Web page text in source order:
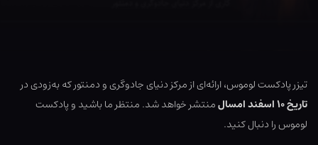
تیزر پادکست لوموس، ارائه‌ای از مرکز دنیای جادوگری و دمنتور که به‌زودی در
تاریخ ۱۰ اسفند امسال
منتشر خواهد شد. منتظر ما باشید و پادکست
لوموس را دنبال کنید.